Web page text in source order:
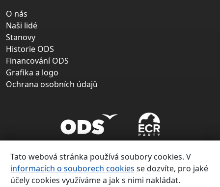
O nás
Naši lidé
Stanovy
Historie ODS
Financování ODS
Grafika a logo
Ochrana osobních údajů
Tato webová stránka používá soubory cookies. V
informacích o souborech cookies se dozvíte, pro jaké
účely cookies využíváme a jak s nimi nakládat.